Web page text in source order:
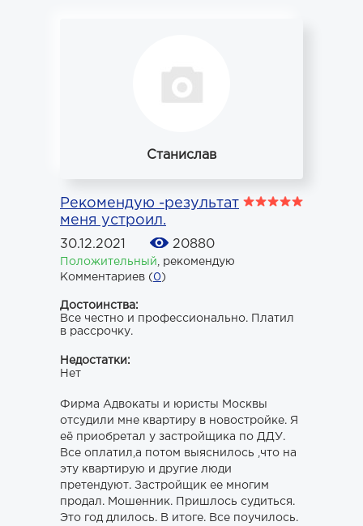
Станислав
Рекомендую -результат
меня устроил.
30.12.2021 20880
Положительный
рекомендую
Комментариев (0)
Достоинства:
Все честно и профессионально. Платил
в рассрочку.
Недостатки:
Нет
Фирма Адвокаты и юристы Москвы
отсудили мне квартиру в новостройке. Я
её приобретал у застройщика по ДДУ.
Все оплатил,а потом выяснилось ,что на
эту квартирую и другие люди
претендуют. Застройщик ее многим
продал. Мошенник. Пришлось судиться.
Это год длилось. В итоге. Все поучилось.